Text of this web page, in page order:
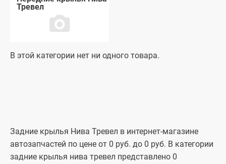
Тревел
В этой категории нет ни одного товара.
Задние крылья Нива Тревел в интернет-магазине
автозапчастей по цене от 0 руб. до 0 руб. В категории
задние крылья нива тревел представлено 0